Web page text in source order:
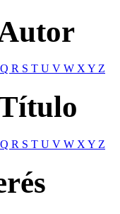
Q R S T U V W XY Z
Q R S T U V W X Y Z